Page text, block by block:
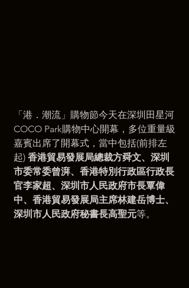
「港．潮流」購物節今天在深圳田星河
COCO Park購物中心開幕，多位重量級
嘉賓出席了開幕式，當中包括(前排左
起) 香港貿易發展局總裁方舜文、深圳
市委常委曾湃、香港特別行政區行政長
官李家超、深圳市人民政府市長覃偉
中、香港貿易發展局主席林建岳博士、
深圳市人民政府秘書長高聖元等。